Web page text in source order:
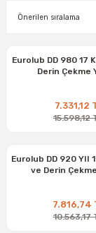
Eurolub DD 980 17
Derin Çekme
7.331,12
15.598,12
Eurolub DD 920 YII
ve Derin Çekme
7.816,74
10.563,17